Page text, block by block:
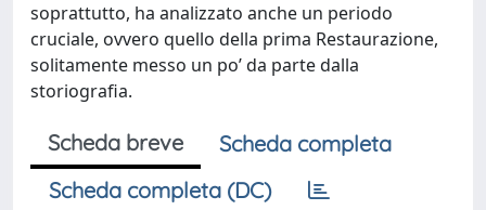
soprattutto, ha analizzato anche un periodo
cruciale, ovvero quello della prima Restaurazione,
solitamente messo un po’ da parte dalla
storiografia.
Scheda breve
Scheda completa
Scheda completa (DC)